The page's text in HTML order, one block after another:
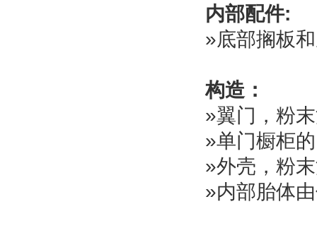
内部配件:
»底部搁板
构造：
»翼门，粉
»单门橱柜
»外壳，粉
»内部胎体